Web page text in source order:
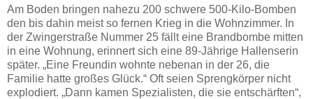
Am Boden bringen nahezu 200 schwere 500-Kilo-Bomben
den bis dahin meist so fernen Krieg in die Wohnzimmer. In
der Zwingerstraße Nummer 25 fällt eine Brandbombe mitten
in eine Wohnung, erinnert sich eine 89-Jährige Hallenserin
später. „Eine Freundin wohnte nebenan in der 26, die
Familie hatte großes Glück.“ Oft seien Sprengkörper nicht
explodiert. „Dann kamen Spezialisten, die sie entschärften“,